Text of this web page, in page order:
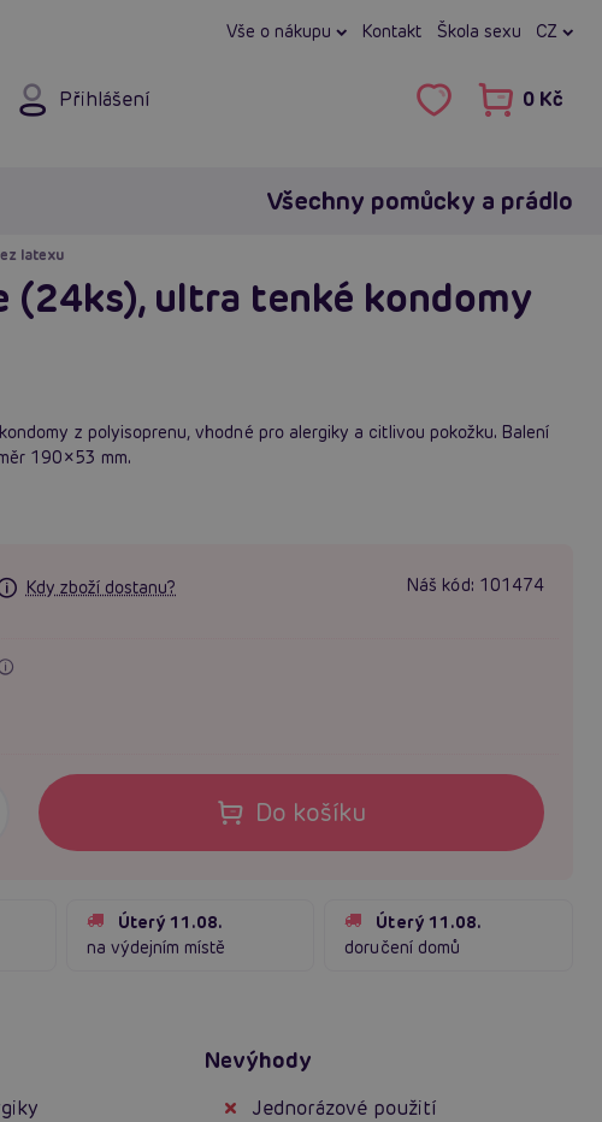
Vše o nákupu Kontakt Škola sexu CZ
Přihlášení 0 Kč
Všechny pomůcky a prádlo
latexu
(24ks), ultra tenké kondomy
z polyisoprenu, vhodné pro alergiky a citlivou pokožku. Balení
190×53 mm.
Kdy zboží dostanu? Náš kód: 101474
Do košíku
Úterý 11.08.
na výdejním místě
Úterý 11.08.
doručení domů
Nevýhody
Jednorázové použití